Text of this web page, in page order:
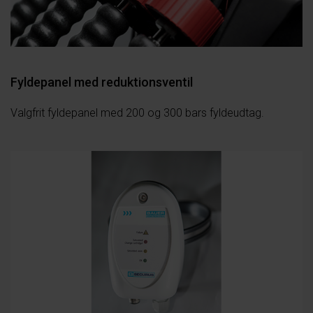
Fyldepanel med reduktionsventil
Valgfrit fyldepanel med 200 og 300 bars fyldeudtag.